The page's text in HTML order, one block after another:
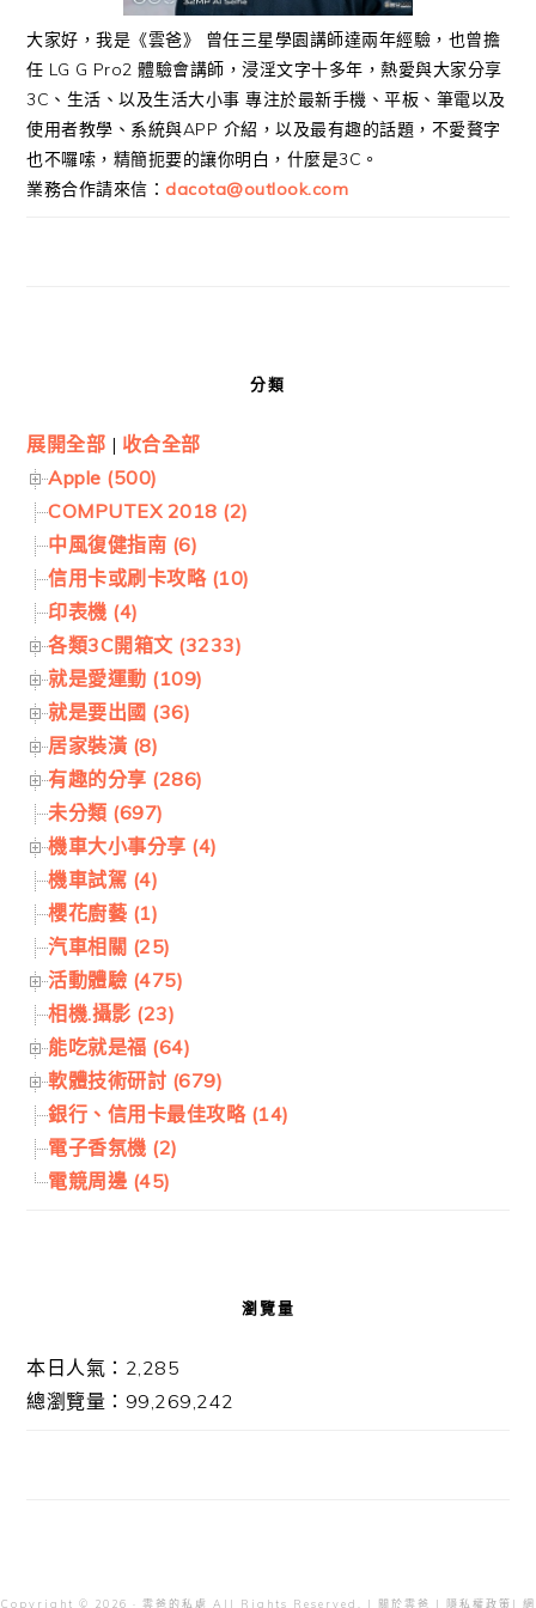
大家好，我是《雲爸》 曾任三星學園講師達兩年經驗，也曾擔
任 LG G Pro2 體驗會講師，浸淫文字十多年，熱愛與大家分享
3C、生活、以及生活大小事 專注於最新手機、平板、筆電以及
使用者教學、系統與APP 介紹，以及最有趣的話題，不愛贅字
也不囉嗦，精簡扼要的讓你明白，什麼是3C。
業務合作請來信： dacota@outlook.com
分類
展開全部 | 收合全部
Apple (500)
COMPUTEX 2018 (2)
中風復健指南 (6)
信用卡或刷卡攻略 (10)
印表機 (4)
各類3C開箱文 (3233)
就是愛運動 (109)
就是要出國 (36)
居家裝潢 (8)
有趣的分享 (286)
未分類 (697)
機車大小事分享 (4)
機車試駕 (4)
櫻花廚藝 (1)
汽車相關 (25)
活動體驗 (475)
相機.攝影 (23)
能吃就是福 (64)
軟體技術研討 (679)
銀行、信用卡最佳攻略 (14)
電子香氛機 (2)
電競周邊 (45)
瀏覽量
本日人氣：2,285
總瀏覽量：99,269,242
Copyright © 2026 · 雲爸的私處 All Rights Reserved. | 關於雲爸 | 隱私權政策 | 網